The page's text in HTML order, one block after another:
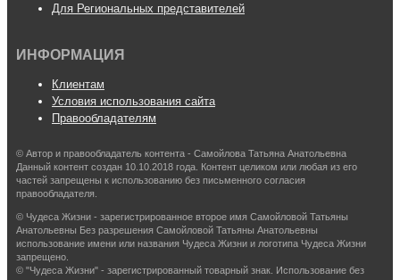
Для Региональных представителей
ИНФОРМАЦИЯ
Клиентам
Условия использования сайта
Правообладателям
© Автор и правообладатель контента - Самойлова Татьяна Анатольевна
Данный контент создан 10.10.2018 года. Контент целиком или любая из его
частей запрещены к использованию без письменного согласия
правообладателя.
© Чудеса Жизни - зарегистрированное второе имя Самойловой Татьяны
Анатольевны Без разрешения Самойловой Татьяны Анатольевны
использование имени или названия Чудеса Жизни и логотипа Чудеса Жизни
запрещено.
© "Чудеса Жизни" - зарегистрированный товарный знак. Использование без